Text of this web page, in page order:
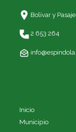
Bolívar y
2 653 264
Inicio
Municipio